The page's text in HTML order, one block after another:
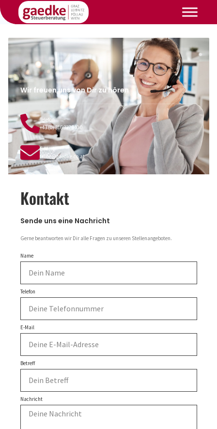
Wir freuen uns von Dir zu hören
Telefon
+43 (0) 316 327 940 0
E-Mail
office@gaedke.co.at
Kontakt
Sende uns eine Nachricht
Gerne beantworten wir Dir alle Fragen zu unseren Stellenangeboten.
Name
Telefon
E-Mail
Betreff
Nachricht